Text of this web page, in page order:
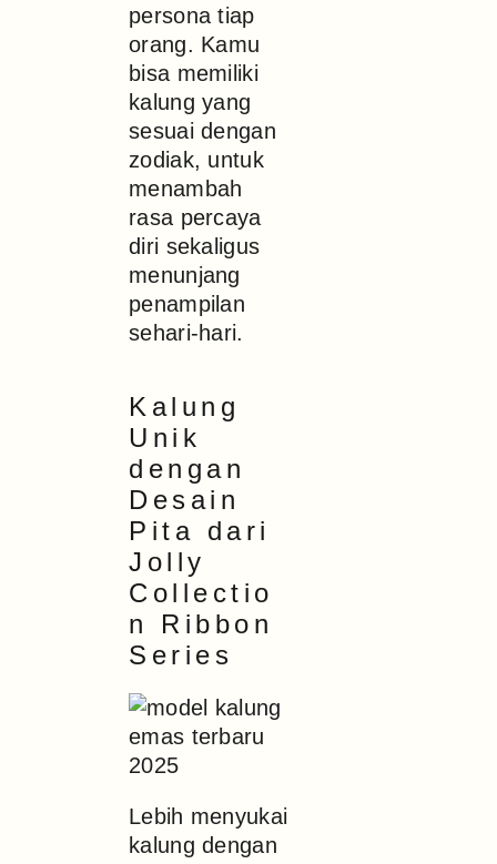
persona tiap
orang. Kamu
bisa memiliki
kalung yang
sesuai dengan
zodiak, untuk
menambah
rasa percaya
diri sekaligus
menunjang
penampilan
sehari-hari.
Kalung
Unik
dengan
Desain
Pita dari
Jolly
Collectio
n Ribbon
Series
Lebih menyukai
kalung dengan